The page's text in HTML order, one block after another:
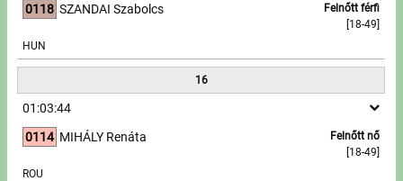
0118
Felnőtt férfi
[18-49]
SZANDAI Szabolcs
HUN
16
01:03:44
0114
Felnőtt nő
[18-49]
MIHÁLY Renáta
ROU